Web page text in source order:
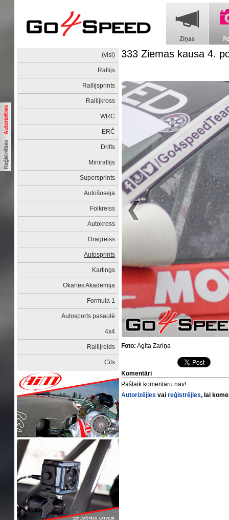
(visi)
Rallijs
Rallijsprints
Rallijkross
WRC
ERČ
Drifts
Minirallijs
Supersprints
Autošoseja
Folkreiss
Autokross
Dragreiss
Autosprints
Kartings
Okartes Akadēmija
Formula 1
Autosports pasaulē
4x4
Rallijreids
Cits
333 Ziemas kausa 4.
Foto: Agita Zariņa
Komentāri
Pašlaik komentāru nav!
Autorizējies vaireģistrējies, lai